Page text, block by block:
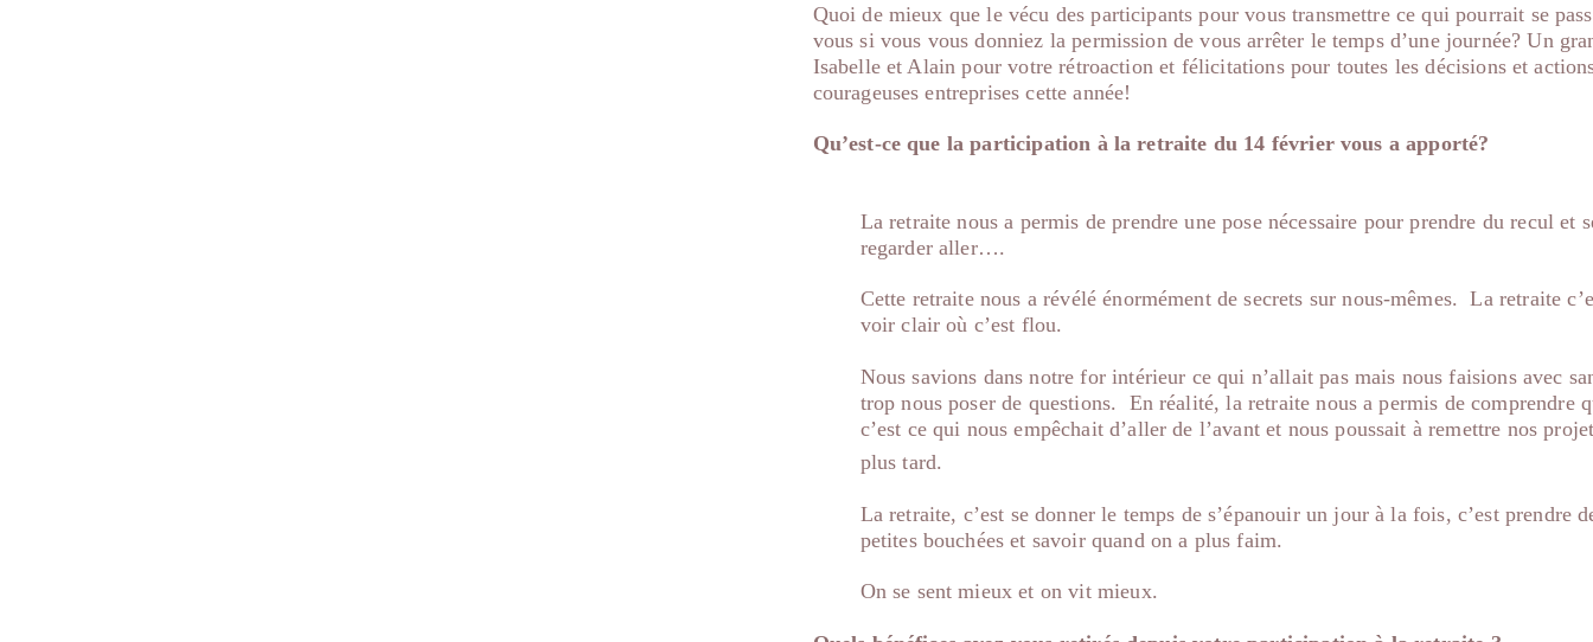
Quoi de mieux que le vécu des participants pour vous transmettre ce qui pourrait se
vous si vous vous donniez la permission de vous arrêter le temps d’une journée? Un
Isabelle et Alain pour votre rétroaction et félicitations pour toutes les décisions et
courageuses entreprises cette année!
Qu’est-ce que la participation à la retraite du 14 février vous a
La retraite nous a permis de prendre une pose nécessaire pour prendre du recul et
regarder aller….
Cette retraite nous a révélé énormément de secrets sur nous-mêmes. La retraite
voir clair où c’est flou.
Nous savions dans notre for intérieur ce qui n’allait pas mais nous faisions avec
trop nous poser de questions. En réalité, la retraite nous a permis de comprendre
c’est ce qui nous empêchait d’aller de l’avant et nous poussait à remettre nos
plus tard.
La retraite, c’est se donner le temps de s’épanouir un jour à la fois, c’est prendre
petites bouchées et savoir quand on a plus faim.
On se sent mieux et on vit mieux.